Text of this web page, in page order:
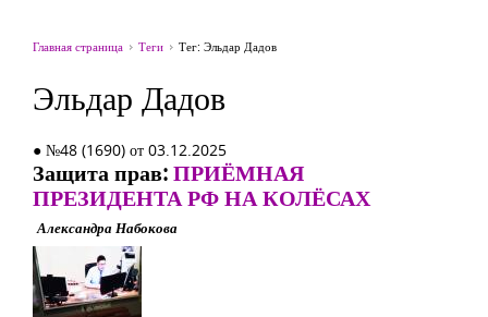
Главная страница Теги Тег: Эльдар Дадов
Эльдар Дадов
● №48 (1690) от 03.12.2025
Защита прав:ПРИЁМНАЯ
ПРЕЗИДЕНТА РФ НА КОЛЁСАХ
Александра Набокова